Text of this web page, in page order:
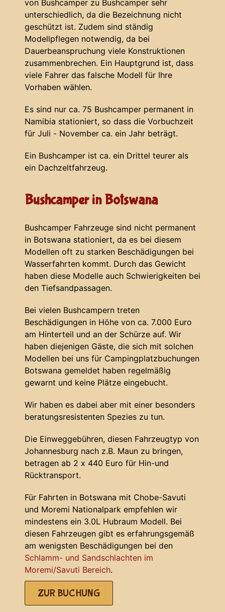
von Bushcamper zu Bushcamper sehr
unterschiedlich, da die Bezeichnung nicht
geschützt ist. Zudem sind ständig
Modellpflegen notwendig, da bei
Dauerbeanspruchung viele Konstruktionen
zusammenbrechen. Ein Hauptgrund ist, dass
viele Fahrer das falsche Modell für Ihre
Vorhaben wählen.
Es sind nur ca. 75 Bushcamper permanent in
Namibia stationiert, so dass die Vorbuchzeit
für Juli - November ca. ein Jahr beträgt.
Ein Bushcamper ist ca. ein Drittel teurer als
ein Dachzeltfahrzeug.
Bushcamper in Botswana
Bushcamper Fahrzeuge sind nicht permanent
in Botswana stationiert, da es bei diesem
Modellen oft zu starken Beschädigungen bei
Wasserfahrten kommt. Durch das Gewicht
haben diese Modelle auch Schwierigkeiten bei
den Tiefsandpassagen.
Bei vielen Bushcampern treten
Beschädigungen in Höhe von ca. 7.000 Euro
am Hinterteil und an der Schürze auf. Wir
haben diejenigen Gäste, die sich mit solchen
Modellen bei uns für Campingplatzbuchungen
Botswana gemeldet haben regelmäßig
gewarnt und keine Plätze eingebucht.
Wir haben es dabei aber mit einer besonders
beratungsresistenten Spezies zu tun.
Die Einweggebühren, diesen Fahrzeugtyp von
Johannesburg nach z.B. Maun zu bringen,
betragen ab 2 x 440 Euro für Hin-und
Rücktransport.
Für Fahrten in Botswana mit Chobe-Savuti
und Moremi Nationalpark empfehlen wir
mindestens ein 3.0L Hubraum Modell. Bei
diesen Fahrzeugen gibt es erfahrungsgemäß
am wenigsten Beschädigungen bei den
Schlamm- und Sandschlachten im
Moremi/Savuti Bereich.
ZUR BUCHUNG